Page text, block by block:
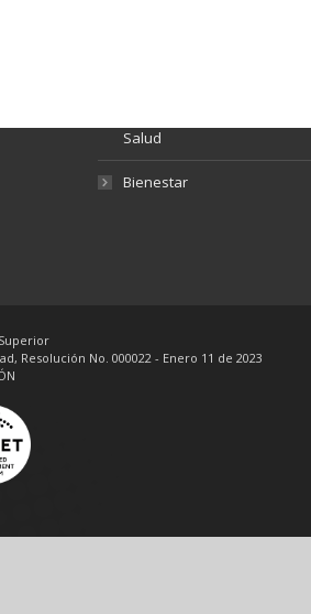
Salud
Bienestar
Resolución No. 000022 - Enero 11 de 2023